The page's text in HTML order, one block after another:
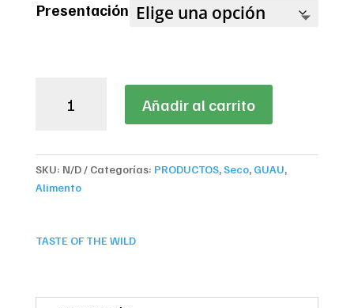
Presentación
Ancient
Prairie
-
Añadir al carrito
SKU: N/D Categorías: PRODUCTOS,Seco, GUAU,
Alimento
TASTE OF THE WILD